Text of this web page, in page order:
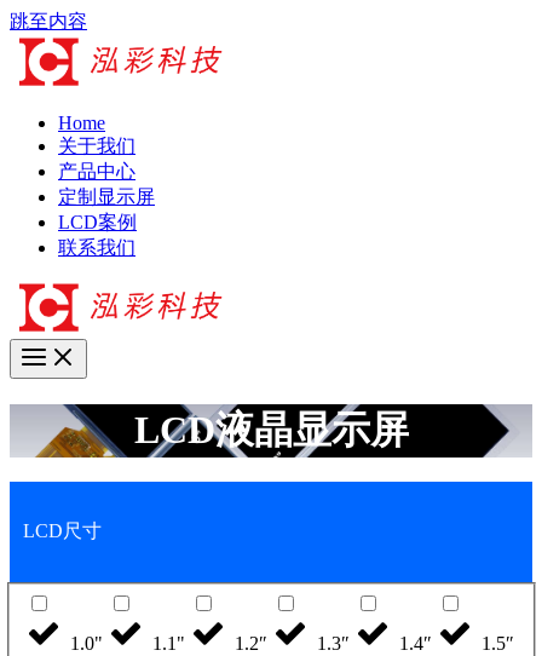
跳至内容
Home
关于我们
产品中心
定制显示屏
LCD案例
联系我们
LCD液晶显示屏
LCD尺寸
1.0" 1.1" 1.2″ 1.3″ 1.4″ 1.5″